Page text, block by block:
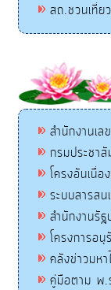
สถ.ชวนเที่ยว
สำนักงานเล
กรมประชา
โครงอันเนื่อ
ระบบสารส
สำนักงานรั
โครงการอ
คลังข่าวมหา
คู่มือตาม พ.